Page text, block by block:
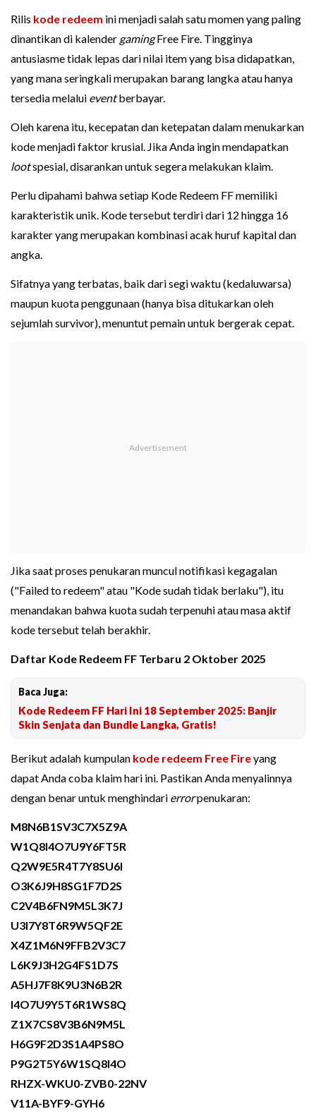
Rilis kode redeem ini menjadi salah satu momen yang paling
dinantikan di kalender gamingFree Fire. Tingginya
antusiasme tidak lepas dari nilai item yang bisa didapatkan,
yang mana seringkali merupakan barang langka atau hanya
tersedia melalui eventberbayar.
Oleh karena itu, kecepatan dan ketepatan dalam menukarkan
kode menjadi faktor krusial. Jika Anda ingin mendapatkan
lootspesial, disarankan untuk segera melakukan klaim.
Perlu dipahami bahwa setiap Kode Redeem FF memiliki
karakteristik unik. Kode tersebut terdiri dari 12 hingga 16
karakter yang merupakan kombinasi acak huruf kapital dan
angka.
Sifatnya yang terbatas, baik dari segi waktu (kedaluwarsa)
maupun kuota penggunaan (hanya bisa ditukarkan oleh
sejumlah survivor), menuntut pemain untuk bergerak cepat.
Jika saat proses penukaran muncul notifikasi kegagalan
("Failed to redeem" atau "Kode sudah tidak berlaku"), itu
menandakan bahwa kuota sudah terpenuhi atau masa aktif
kode tersebut telah berakhir.
Daftar Kode Redeem FF Terbaru 2 Oktober 2025
Baca Juga:
Kode Redeem FF Hari Ini 18 September 2025: Banjir
Skin Senjata dan Bundle Langka, Gratis!
Berikut adalah kumpulan kode redeem Free Fireyang
dapat Anda coba klaim hari ini. Pastikan Anda menyalinnya
dengan benar untuk menghindari errorpenukaran:
M8N6B1SV3C7X5Z9A
W1Q8I4O7U9Y6FT5R
Q2W9E5R4T7Y8SU6I
O3K6J9H8SG1F7D2S
C2V4B6FN9M5L3K7J
U3I7Y8T6R9W5QF2E
X4Z1M6N9FFB2V3C7
L6K9J3H2G4FS1D7S
A5HJ7F8K9U3N6B2R
I4O7U9Y5T6R1WS8Q
Z1X7CS8V3B6N9M5L
H6G9F2D3S1A4PS8O
P9G2T5Y6W1SQ8I4O
RHZX-WKU0-ZVB0-22NV
V11A-BYF9-GYH6